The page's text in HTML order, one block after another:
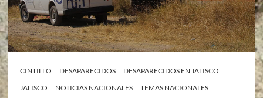
CINTILLO DESAPARECIDOS
DESAPARECIDOS EN JALISCO
JALISCO
NOTICIAS NACIONALES TEMAS NACIONALES